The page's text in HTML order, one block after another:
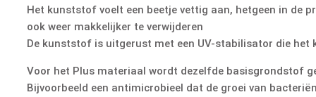
Het kunststof voelt een beetje vettig aan, hetgeen in de
ook weer makkelijker te verwijderen
De kunststof is uitgerust met een UV-stabilisator die
Voor het Plus materiaal wordt dezelfde basisgrondstof
Bijvoorbeeld een antimicrobieel dat de groei van